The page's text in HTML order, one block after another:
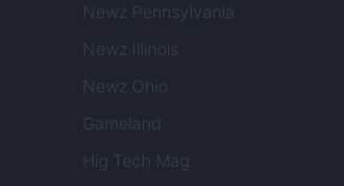
Newz Pennsylvania
Newz Illinois
Newz Ohio
Gameland
Hig Tech Mag